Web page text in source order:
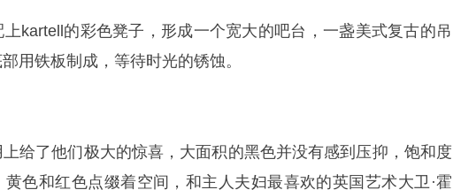
kartell的彩色凳子，形成一个宽大的吧台，一盏美式复古的吊
用铁板制成，等待时光的锈蚀。
给了他们极大的惊喜，大面积的黑色并没有感到压抑，饱和度
色和红色点缀着空间，和主人夫妇最喜欢的英国艺术大卫·霍